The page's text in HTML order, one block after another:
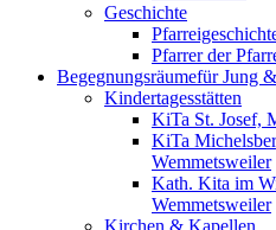
Geschichte
Pfarrer der
Begegnungsräumefür Jung
Kindertagesstätten
KiTa St. Josef,
KiTa
Wemmetsweiler
Kath. Kita im
Wemmetsweiler
Kirchen & Kapellen